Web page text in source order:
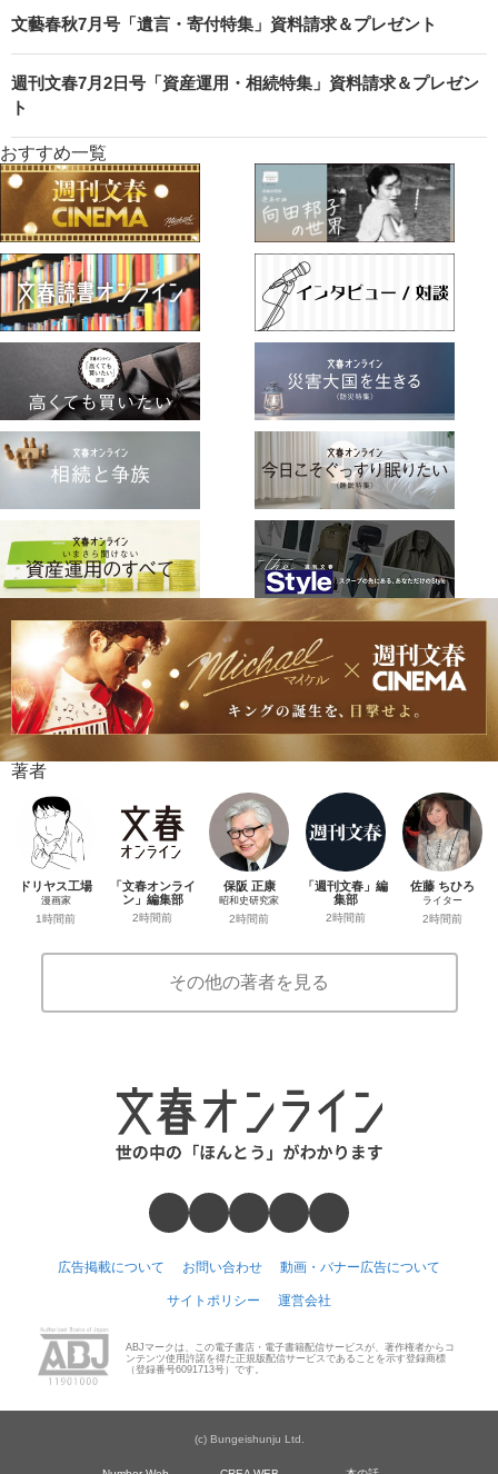
文藝春秋7月号「遺言・寄付特集」資料請求＆プレゼント
週刊文春7月2日号「資産運用・相続特集」資料請求＆プレゼン
ト
おすすめ一覧
著者
ドリヤス工場
漫画家
1時間前
「文春オンライ
ン」編集部
2時間前
保阪 正康
昭和史研究家
2時間前
「週刊文春」編
集部
2時間前
佐藤 ちひろ
ライター
2時間前
その他の著者を見る
広告掲載について お問い合わせ 動画・バナー広告について
サイトポリシー 運営会社
ABJマークは、この電子書店・電子書籍配信サービスが、著作権者からコ
ンテンツ使用許諾を得た正規版配信サービスであることを示す登録商標
（登録番号6091713号）です。
(c) Bungeishunju Ltd.